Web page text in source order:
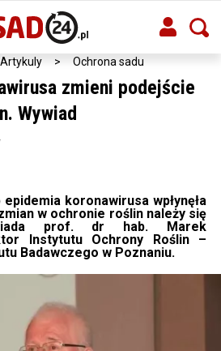
Artykuly > Ochrona sadu
zmieni podejście
Wywiad
koronawirusa wpłynęła
w ochronie roślin należy się
prof. dr hab. Marek
Instytutu Ochrony Roślin –
Badawczego w Poznaniu.